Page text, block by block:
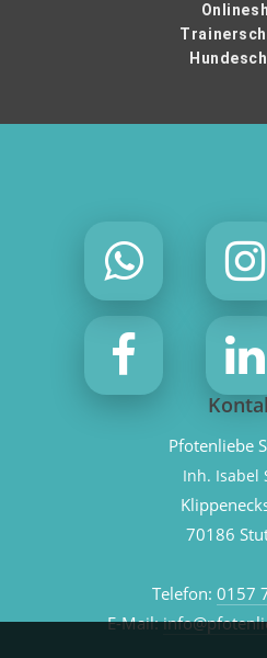
Pfotenliebe
Inh. Isabel
70186
Telefon: 0157
E-Mail: